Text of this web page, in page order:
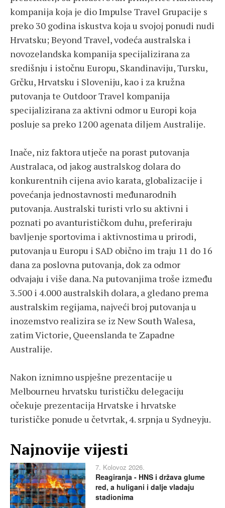
kompanija koja je dio Impulse Travel Grupacije s
preko 30 godina iskustva koja u svojoj ponudi nudi
Hrvatsku; Beyond Travel, vodeća australska i
novozelandska kompanija specijalizirana za
središnju i istočnu Europu, Skandinaviju, Tursku,
Grčku, Hrvatsku i Sloveniju, kao i za kružna
putovanja te Outdoor Travel kompanija
specijalizirana za aktivni odmor u Europi koja
posluje sa preko 1200 agenata diljem Australije.
Inače, niz faktora utječe na porast putovanja
Australaca, od jakog australskog dolara do
konkurentnih cijena avio karata, globalizacije i
povećanja jednostavnosti međunarodnih
putovanja. Australski turisti vrlo su aktivni i
poznati po avanturističkom duhu, preferiraju
bavljenje sportovima i aktivnostima u prirodi,
putovanja u Europu i SAD obično im traju 11 do 16
dana za poslovna putovanja, dok za odmor
odvajaju i više dana. Na putovanjima troše između
3.500 i 4.000 australskih dolara, a gledano prema
australskim regijama, najveći broj putovanja u
inozemstvo realizira se iz New South Walesa,
zatim Victorie, Queenslanda te Zapadne
Australije.
Nakon iznimno uspješne prezentacije u
Melbourneu hrvatsku turističku delegaciju
očekuje prezentacija Hrvatske i hrvatske
turističke ponude u četvrtak, 4. srpnja u Sydneyju.
Najnovije vijesti
7. Kolovoz 2026.
Reagiranja - HNS i država glume
red, a huligani i dalje vladaju
stadionima